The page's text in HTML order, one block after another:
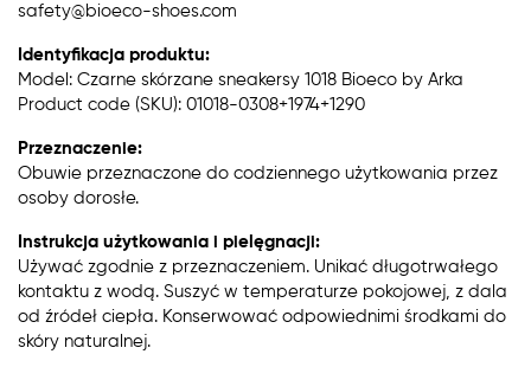
safety@bioeco-shoes.com
Identyfikacja produktu:
Model: Czarne skórzane sneakersy 1018 Bioeco by Arka
Product code (SKU): 01018-0308+1974+1290
Przeznaczenie:
Obuwie przeznaczone do codziennego użytkowania przez
osoby dorosłe.
Instrukcja użytkowania i pielęgnacji:
Używać zgodnie z przeznaczeniem. Unikać długotrwałego
kontaktu z wodą. Suszyć w temperaturze pokojowej, z dala
od źródeł ciepła. Konserwować odpowiednimi środkami do
skóry naturalnej.